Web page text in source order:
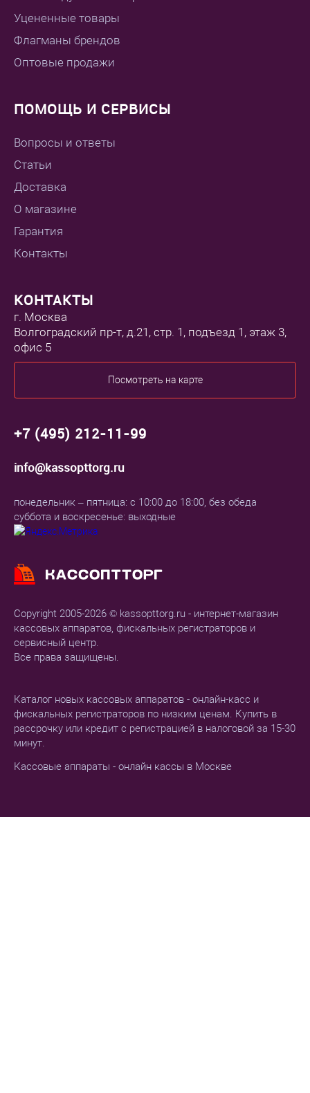
Уцененные товары
Флагманы брендов
Оптовые продажи
ПОМОЩЬ И СЕРВИСЫ
Вопросы и ответы
Статьи
Доставка
О магазине
Гарантия
Контакты
Copyright 2005-2026 © kassopttorg.ru - интернет-магазин
кассовых аппаратов, фискальных регистраторов и
сервисный центр.
Все права защищены.
Каталог новых кассовых аппаратов - онлайн-касс и
фискальных регистраторов по низким ценам. Купить в
рассрочку или кредит с регистрацией в налоговой за 15-30
минут.
Кассовые аппараты - онлайн кассы в Москве
КОНТАКТЫ
г. Москва
Волгоградский пр-т, д.21, стр. 1, подъезд 1, этаж 3,
офис 5
Посмотреть на карте
+7 (495) 212-11-99
info@kassopttorg.ru
понедельник – пятница: с 10:00 до 18:00, без обеда
суббота и воскресенье: выходные